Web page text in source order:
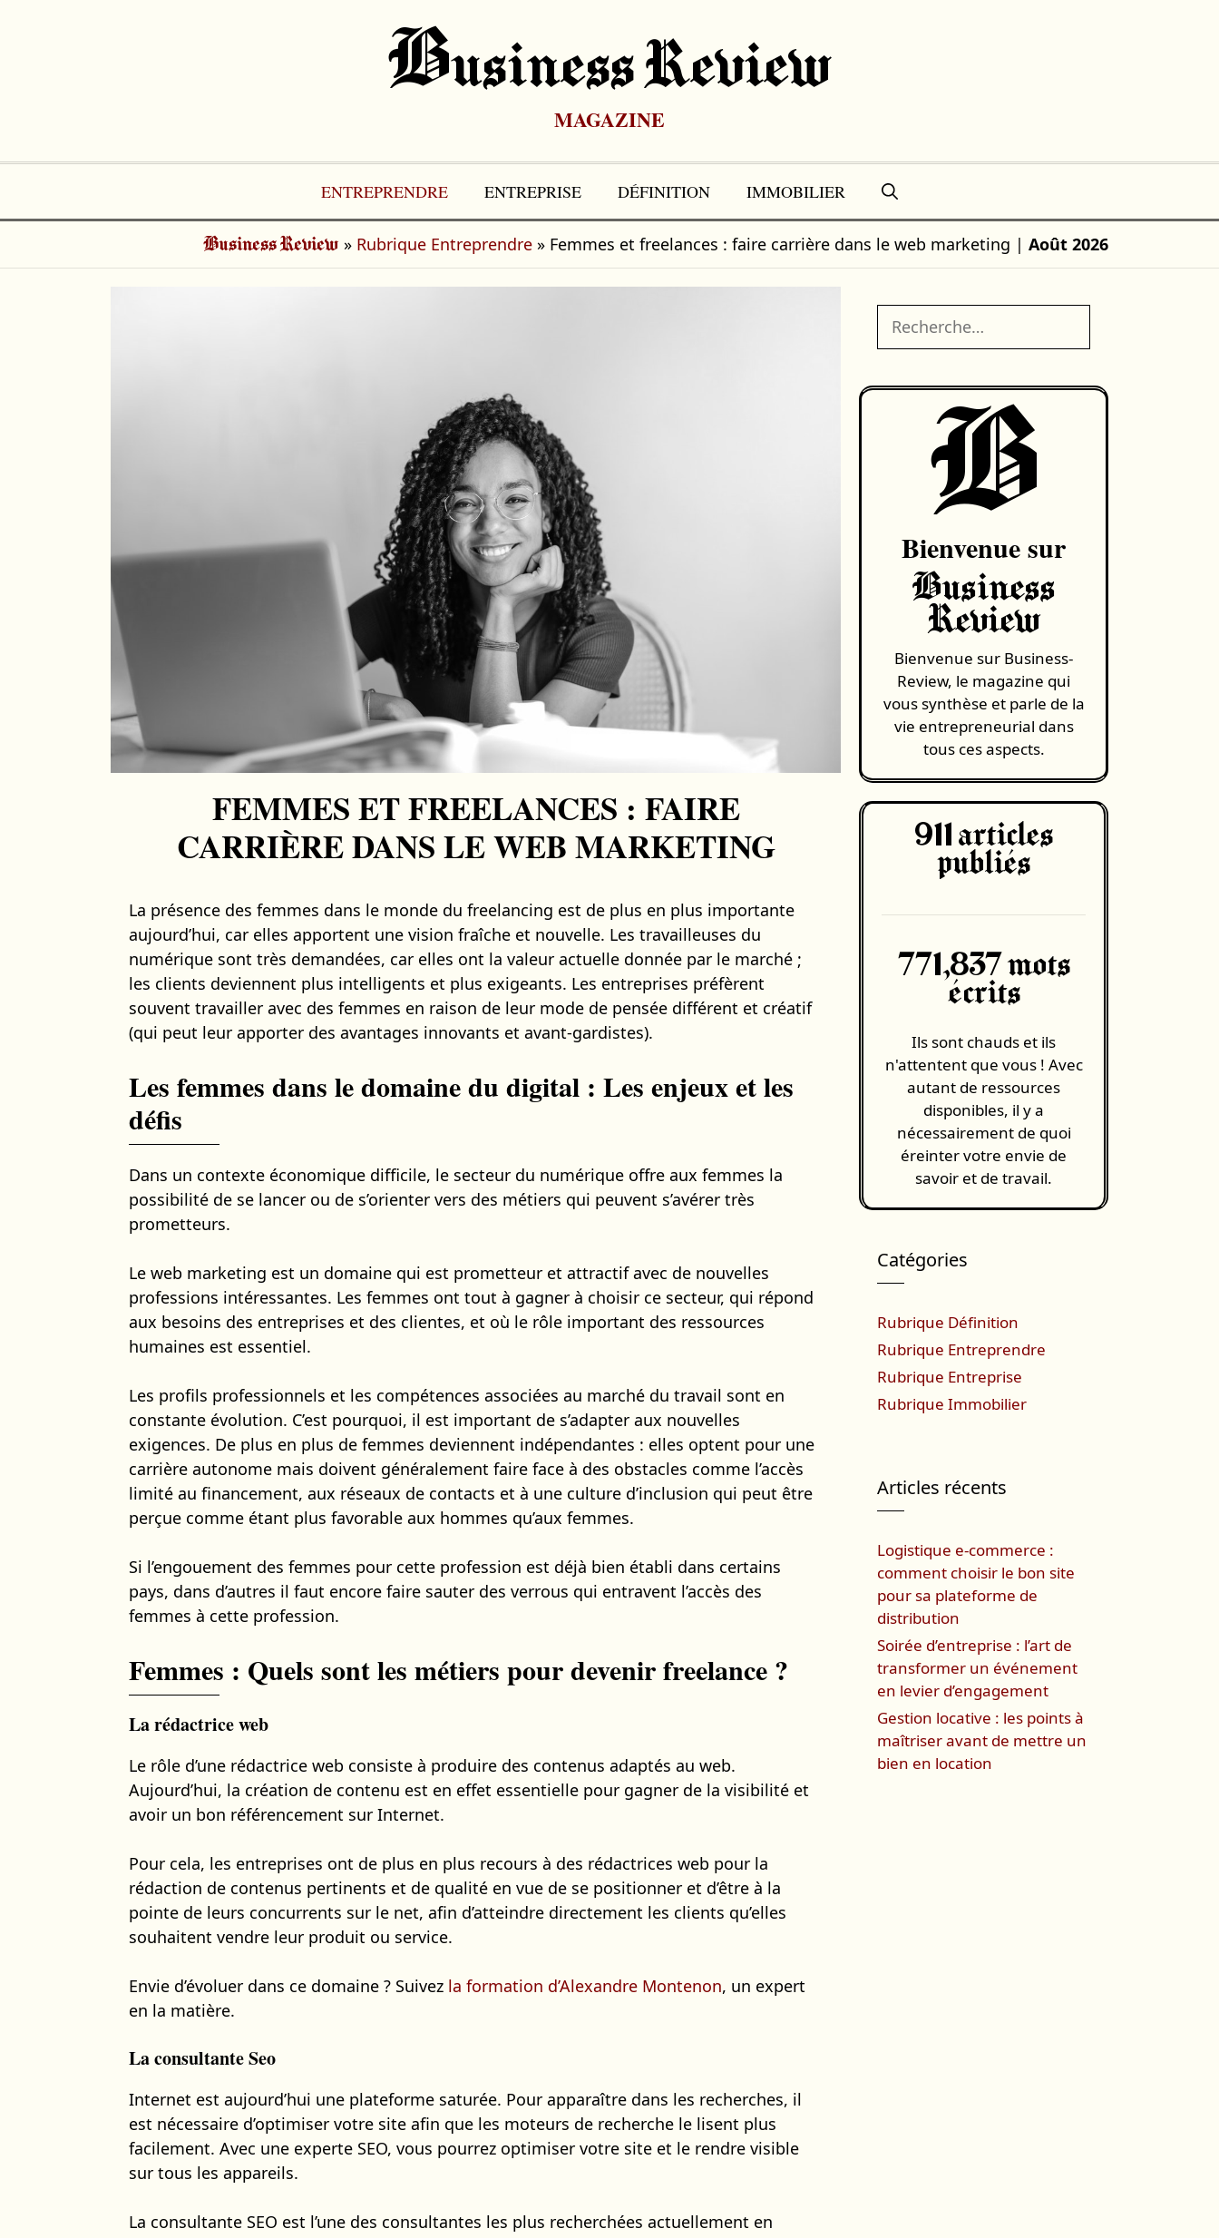
BUsiness Review
MAGAZINE
ENTREPRENDRE ENTREPRISE DÉFINITION IMMOBILIER
Business Review » Rubrique Entreprendre » Femmes et freelances : faire carrière dans le web marketing | Août 2026
FEMMES ET FREELANCES : FAIRE
CARRIÈRE DANS LE WEB MARKETING
La présence des femmes dans le monde du freelancing est de plus en plus importante
aujourd’hui, car elles apportent une vision fraîche et nouvelle. Les travailleuses du
numérique sont très demandées, car elles ont la valeur actuelle donnée par le marché ;
les clients deviennent plus intelligents et plus exigeants. Les entreprises préfèrent
souvent travailler avec des femmes en raison de leur mode de pensée différent et créatif
(qui peut leur apporter des avantages innovants et avant-gardistes).
Les femmes dans le domaine du digital : Les enjeux et les
défis
Dans un contexte économique difficile, le secteur du numérique offre aux femmes la
possibilité de se lancer ou de s’orienter vers des métiers qui peuvent s’avérer très
prometteurs.
Le web marketing est un domaine qui est prometteur et attractif avec de nouvelles
professions intéressantes. Les femmes ont tout à gagner à choisir ce secteur, qui répond
aux besoins des entreprises et des clientes, et où le rôle important des ressources
humaines est essentiel.
Les profils professionnels et les compétences associées au marché du travail sont en
constante évolution. C’est pourquoi, il est important de s’adapter aux nouvelles
exigences. De plus en plus de femmes deviennent indépendantes : elles optent pour une
carrière autonome mais doivent généralement faire face à des obstacles comme l’accès
limité au financement, aux réseaux de contacts et à une culture d’inclusion qui peut être
perçue comme étant plus favorable aux hommes qu’aux femmes.
Si l’engouement des femmes pour cette profession est déjà bien établi dans certains
pays, dans d’autres il faut encore faire sauter des verrous qui entravent l’accès des
femmes à cette profession.
Femmes : Quels sont les métiers pour devenir freelance ?
La rédactrice web
Le rôle d’une rédactrice web consiste à produire des contenus adaptés au web.
Aujourd’hui, la création de contenu est en effet essentielle pour gagner de la visibilité et
avoir un bon référencement sur Internet.
Pour cela, les entreprises ont de plus en plus recours à des rédactrices web pour la
rédaction de contenus pertinents et de qualité en vue de se positionner et d’être à la
pointe de leurs concurrents sur le net, afin d’atteindre directement les clients qu’elles
souhaitent vendre leur produit ou service.
Envie d’évoluer dans ce domaine ? Suivez la formation d’Alexandre Montenon, un expert
en la matière.
La consultante Seo
Internet est aujourd’hui une plateforme saturée. Pour apparaître dans les recherches, il
est nécessaire d’optimiser votre site afin que les moteurs de recherche le lisent plus
facilement. Avec une experte SEO, vous pourrez optimiser votre site et le rendre visible
sur tous les appareils.
La consultante SEO est l’une des consultantes les plus recherchées actuellement en
Rechercher :
B
Bienvenue sur
Business
Review
Bienvenue sur Business-
Review, le magazine qui
vous synthèse et parle de la
vie entrepreneurial dans
tous ces aspects.
911 articles
publiés
771,837 mots
écrits
Ils sont chauds et ils
n'attentent que vous ! Avec
autant de ressources
disponibles, il y a
nécessairement de quoi
éreinter votre envie de
savoir et de travail.
Catégories
Rubrique Définition
Rubrique Entreprendre
Rubrique Entreprise
Rubrique Immobilier
Articles récents
Logistique e-commerce :
comment choisir le bon site
pour sa plateforme de
distribution
Soirée d’entreprise : l’art de
transformer un événement
en levier d’engagement
Gestion locative : les points à
maîtriser avant de mettre un
bien en location